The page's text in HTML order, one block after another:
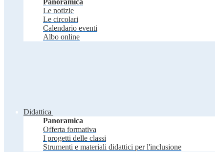
Panoramica
Le notizie
Le circolari
Calendario eventi
Albo online
Didattica
Panoramica
Offerta formativa
I progetti delle classi
Strumenti e materiali didattici per l'inclusione